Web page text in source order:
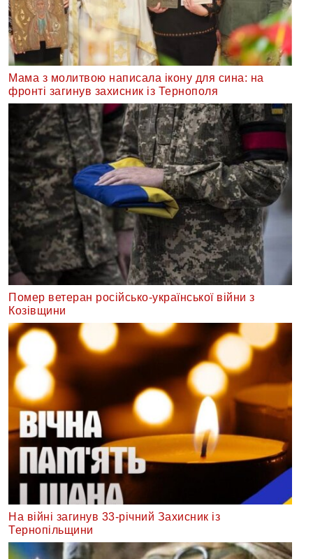
Мама з молитвою написала ікону для сина: на
фронті загинув захисник із Тернополя
Помер ветеран російсько-української війни з
Козівщини
На війні загинув 33-річний Захисник із
Тернопільщини